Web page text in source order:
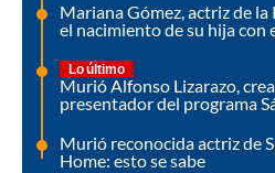
Mariana Gómez, actriz de
el nacimiento de su hija con
Lo último
Murió Alfonso Lizarazo,
presentador del programa
Murió reconocida actriz de
Home: esto se sabe